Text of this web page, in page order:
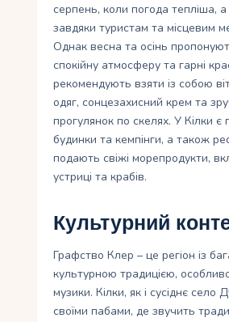
серпень, коли погода тепліша,
завдяки туристам та місцевим
Однак весна та осінь
спокійну атмосферу та гарні
рекомендують взяти із собою
одяг, сонцезахисний крем та
прогулянок по скелях. У Кілки є
будинки та кемпінги, а також
подають свіжі морепродукти,
устриці та крабів.
Культурний
Графство Клер – це регіон із
культурною традицією,
музики. Кілки, як і сусіднє село
своїми пабами, де звучить